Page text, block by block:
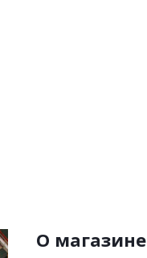
О магазине